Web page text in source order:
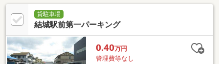
貸駐車場
結城駅前第一パーキング
0.40万円
管理費等なし